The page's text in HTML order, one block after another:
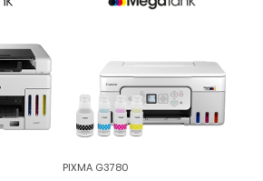
PIXMA G3780